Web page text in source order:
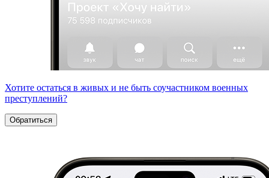
Хотите остаться в живых и не быть соучастником военных
преступлений?
Обратиться